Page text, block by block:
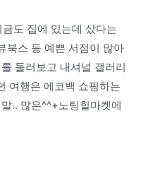
도 집에 있는데 샀다는
북스 등 예쁜 서점이 많아
둘러보고 내셔널 갤러리
여행은 에코백 쇼핑하는
.. 많은^^+노팅힐마켓에